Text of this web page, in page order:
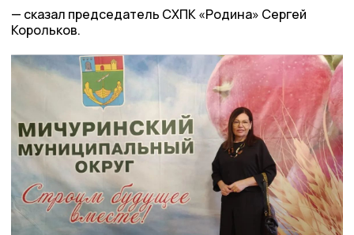
сказал председатель СХПК «Родина» Сергей
Корольков.